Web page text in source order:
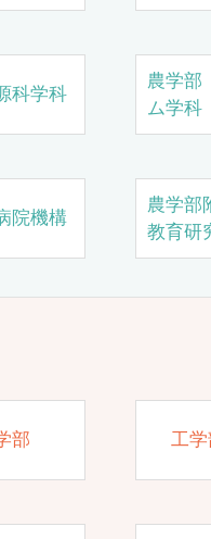
科学科
農学
ム学科
院機構
農学部
教育研
部 工